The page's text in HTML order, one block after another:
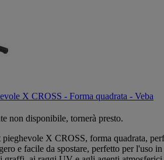
X CROSS - Forma quadrata - Veba
non disponibile, tornerà presto.
X CROSS, forma quadrata,
e facile da spostare, perfetto per l'uso